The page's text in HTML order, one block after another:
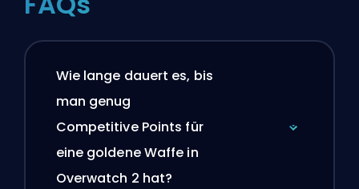
Wie lange dauert es, bis
man genug
Competitive Points für
eine goldene Waffe in
Overwatch 2 hat?